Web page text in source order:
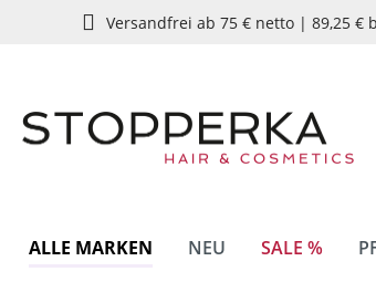
Zur Hauptnavigation springen
Versandfrei ab 75 € netto | 89,25 €
ALLE MARKEN NEU SALE %